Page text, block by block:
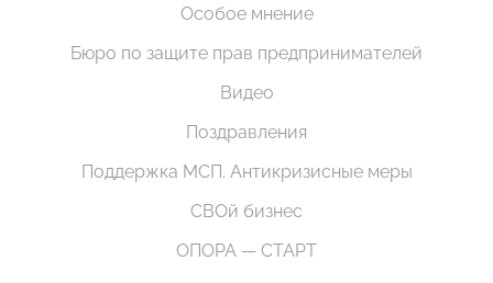
Особое мнение
Бюро по защите прав предпринимателей
Видео
Поздравления
Поддержка МСП. Антикризисные меры
СВОй бизнес
ОПОРА — СТАРТ